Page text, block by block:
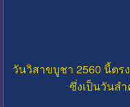
วันวิสาขบูชา 2560 นี้ต
ซึ่งเป็นวันส